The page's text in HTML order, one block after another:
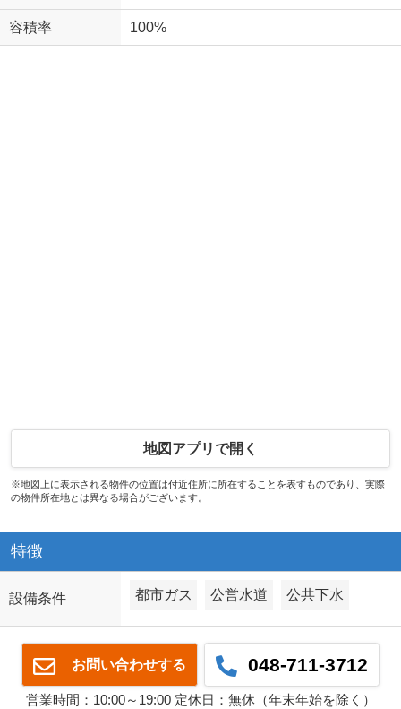
容積率 100%
地図アプリで開く
※地図上に表示される物件の位置は付近住所に所在することを表すものであり、実際
の物件所在地とは異なる場合がございます。
特徴
設備条件 都市ガス 公営水道 公共下水
お問い合わせする 048-711-3712
営業時間：10:00～19:00 定休日：無休（年末年始を除く）